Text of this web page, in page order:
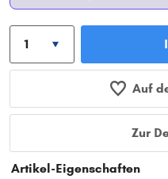
Auf
Zur
Artikel-Eigenschaften